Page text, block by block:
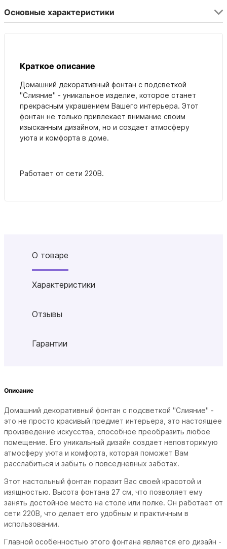
Основные характеристики
Краткое описание
Домашний декоративный фонтан с подсветкой
"Слияние" - уникальное изделие, которое станет
прекрасным украшением Вашего интерьера. Этот
фонтан не только привлекает внимание своим
изысканным дизайном, но и создает атмосферу
уюта и комфорта в доме.
Работает от сети 220В.
О товаре
Характеристики
Отзывы
Гарантии
Описание
Домашний декоративный фонтан с подсветкой "Слияние" -
это не просто красивый предмет интерьера, это настоящее
произведение искусства, способное преобразить любое
помещение. Его уникальный дизайн создает неповторимую
атмосферу уюта и комфорта, которая поможет Вам
расслабиться и забыть о повседневных заботах.
Этот настольный фонтан поразит Вас своей красотой и
изящностью. Высота фонтана 27 см, что позволяет ему
занять достойное место на столе или полке. Он работает от
сети 220В, что делает его удобным и практичным в
использовании.
Главной особенностью этого фонтана является его дизайн -